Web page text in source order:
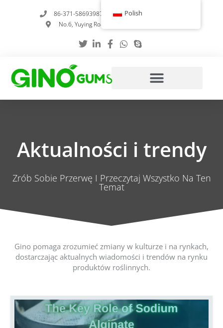
86-371-58693987
info@gumstabilizer.com
No.6, Yuying Road, Zhengzhou, Henan, Chiny
Aktualności i trendy
Zrób Sobie Przerwę I Przeczytaj Wszystko Na Ten
Temat
Gino pomaga zrozumieć zmiany w kulturze i na rynkach,
dostarczając aktualnych wiadomości i trendów na rynku
produktów roślinnych.
Polish